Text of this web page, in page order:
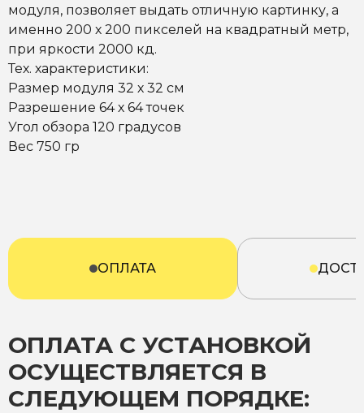
модуля, позволяет выдать отличную картинку, а
именно 200 х 200 пикселей на квадратный метр,
при яркости 2000 кд.
Тех. характеристики:
Размер модуля 32 х 32 см
Разрешение 64 х 64 точек
Угол обзора 120 градусов
Вес 750 гр
ОПЛАТА
ОПЛАТА С УСТАНОВКОЙ
ОСУЩЕСТВЛЯЕТСЯ В
СЛЕДУЮЩЕМ ПОРЯДКЕ: